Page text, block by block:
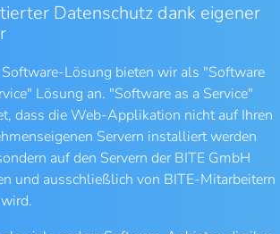
Datenschutz dank eigener
Software-Lösung bieten wir als "Software
Lösung an. "Software as a Service"
dass die Web-Applikation nicht auf Ihren
Servern installiert werden
auf den Servern der BITE GmbH
und ausschließlich von BITE-Mitarbeitern